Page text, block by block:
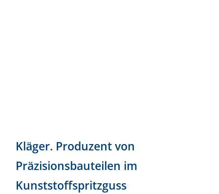
Kläger. Produzent von
Präzisionsbauteilen im
Kunststoffspritzguss